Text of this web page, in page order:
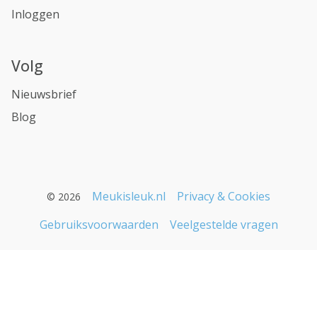
Inloggen
Volg
Nieuwsbrief
Blog
© 2026 Meukisleuk.nl
Privacy & Cookies
Gebruiksvoorwaarden
Veelgestelde vragen